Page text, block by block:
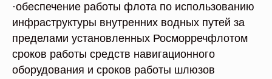
·обеспечение работы флота по использованию
инфраструктуры внутренних водных путей за
пределами установленных Росморречфлотом
сроков работы средств навигационного
оборудования и сроков работы шлюзов